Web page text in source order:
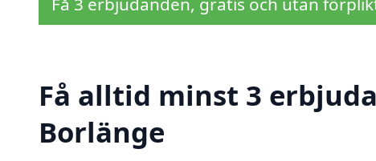
Få alltid minst 3
Borlänge